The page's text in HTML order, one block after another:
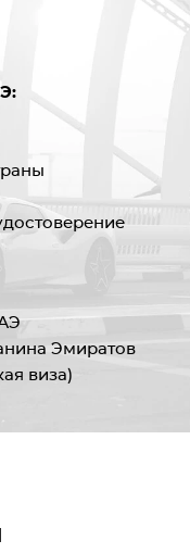
Эмиратов
виза)